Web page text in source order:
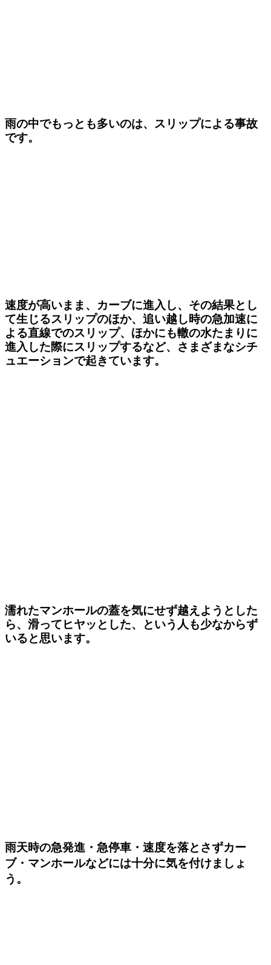
雨の中でもっとも多いのは、スリップによる事故
です。
速度が高いまま、カーブに進入し、その結果とし
て生じるスリップのほか、追い越し時の急加速に
よる直線でのスリップ、ほかにも轍の水たまりに
進入した際にスリップするなど、さまざまなシチ
ュエーションで起きています。
濡れたマンホールの蓋を気にせず越えようとした
ら、滑ってヒヤッとした、という人も少なからず
いると思います。
雨天時の急発進・急停車・速度を落とさずカー
ブ・マンホールなどには十分に気を付けましょ
う。